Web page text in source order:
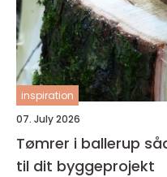
inspiration
07. July 2026
Tømrer i ballerup sådan vælger du den rette
til dit byggeprojekt